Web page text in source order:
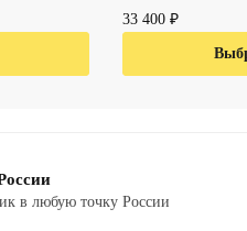
33 400 ₽
в любую точку России